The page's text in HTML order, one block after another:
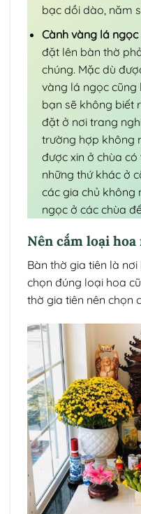
bạc dồi dào, năm
Cành vàng lá ngọc
đặt lên bàn thờ
chúng. Mặc dù
vàng lá ngọc cũng
bạn sẽ không biết
đặt ở nơi trang
trường hợp không
được xin ở chùa
những thứ khác ở
các gia chủ không
ngọc ở các chùa
Nên cắm loại
Bàn thờ gia tiên là nơi
chọn đúng loại hoa
thờ gia tiên nên chọn